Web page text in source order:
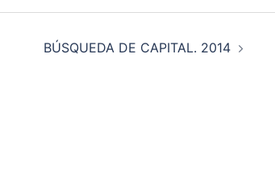
BÚSQUEDA DE CAPITAL. 2014